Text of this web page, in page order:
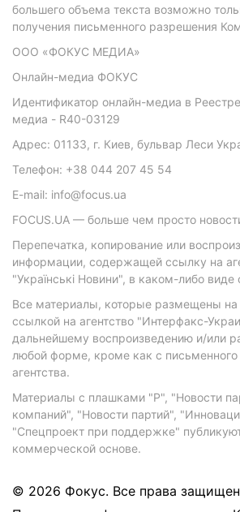
большего объема текста возможно
получения письменного разрешения
ООО «ФОКУС МЕДИА»
Онлайн-медиа ФОКУС
Идентификатор онлайн-медиа в
медиа - R40-03129
Адрес: 01133, г. Киев, бульвар Леси
Телефон: +38 044 207 45 54
E-mail: info@focus.ua
FOCUS.UA — больше чем просто
Перепечатка, копирование или
информации, содержащей ссылку на
"Українські Новини", в каком-либо
Все материалы, которые размещены на
ссылкой на агентство "Интерфакс-
дальнейшему воспроизведению и/или
любой форме, кроме как с
агентства.
Материалы с плашками "Р", "Новости
компаний", "Новости партий",
"Спецпроект при поддержке"
коммерческой основе.
© 2026 Фокус. Все права